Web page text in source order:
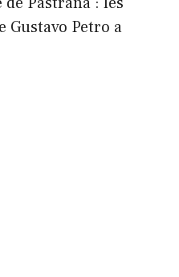
Gustavo Petro a